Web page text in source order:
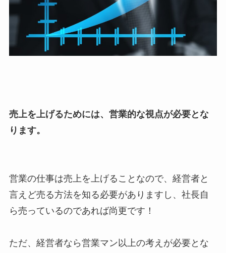
売上を上げるためには、営業的な視点が必要とな
ります。
営業の仕事は売上を上げることなので、経営者と
言えど売る方法を知る必要がありますし、社長自
ら売っているのであれば尚更です！
ただ、経営者なら営業マン以上の考えが必要とな